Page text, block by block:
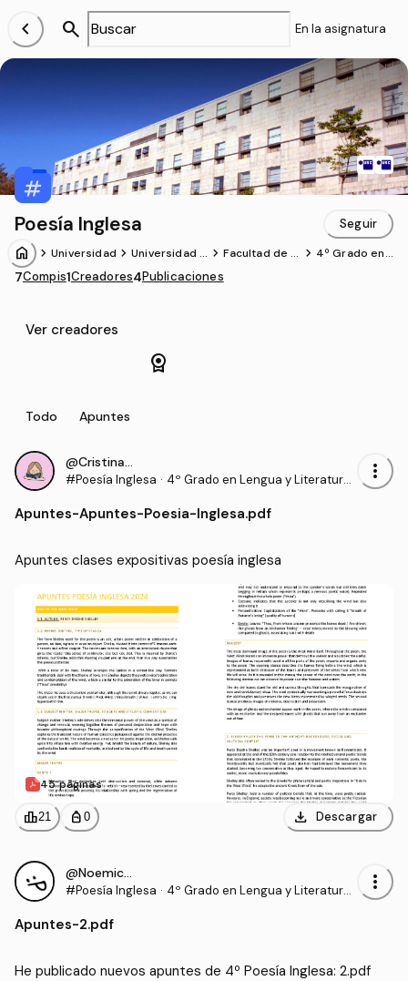
chevron_left search En la asignatura
Poesía Inglesa Seguir
home chevron_forward Universidad chevron_forward Universidad d
Compostela
chevron_forwardFacultad de Fi chevron_forward 4º Grado en L
7Compis1Creadores4Publicaciones
Ver creadores
license
Todo Apuntes
@Cristinaulloa
#Poesía Inglesa · 4º Grado en Lengua y Literatura I
more_vert
Apuntes-Apuntes-Poesia-Inglesa.pdf
Apuntes clases expositivas poesía inglesa
45 páginas
leaderboard21 personal_bag 0 download Descargar
@Noemicons
#Poesía Inglesa · 4º Grado en Lengua y Literatura I
more_vert
Apuntes-2.pdf
He publicado nuevos apuntes de 4º Poesía Inglesa: 2.pdf